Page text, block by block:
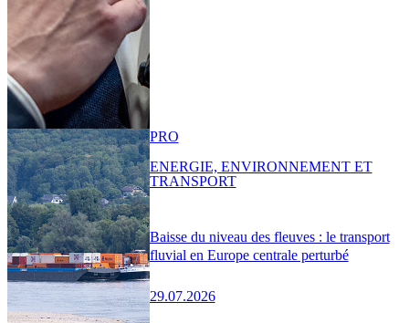
Baisse du niveau des fleuves : le transport
fluvial en Europe centrale perturbé
29.07.2026
PRO
ENERGIE, ENVIRONNEMENT ET
TRANSPORT